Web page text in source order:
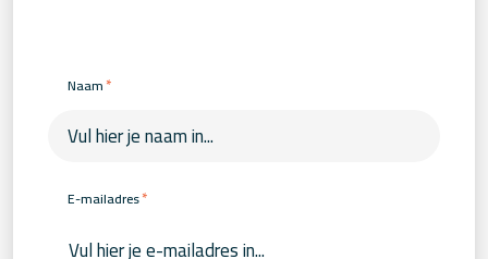
Naam*
E-mailadres*